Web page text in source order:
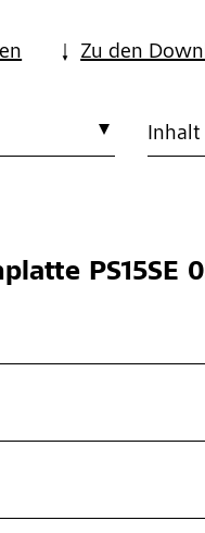
Zu den
Inhalt
PS15SE